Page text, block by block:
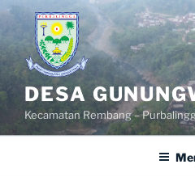
Skip
to
content
DESA
Kecamatan Rembang –